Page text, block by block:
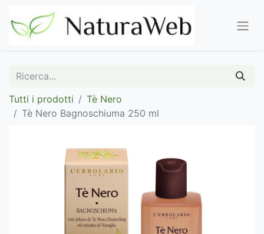
Tutti i prodotti
Tè Nero
Tè Nero Bagnoschiuma 250 ml